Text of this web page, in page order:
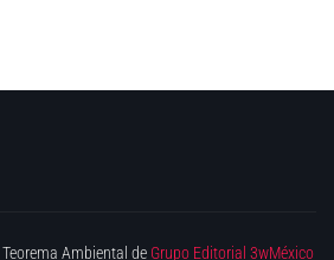
Ambiental de Grupo Editorial 3wMéxico